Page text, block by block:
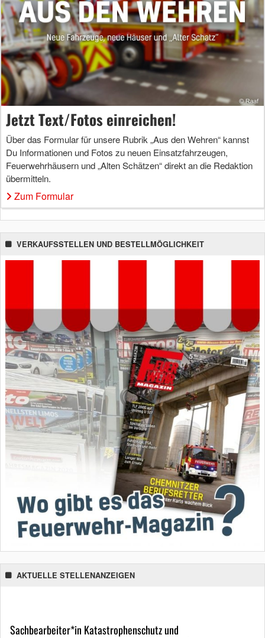
Jetzt Text/Fotos einreichen!
Über das Formular für unsere Rubrik „Aus den Wehren“ kannst
Du Informationen und Fotos zu neuen Einsatzfahrzeugen,
Feuerwehrhäusern und „Alten Schätzen“ direkt an die Redaktion
übermitteln.
Zum Formular
VERKAUFSSTELLEN UND BESTELLMÖGLICHKEIT
AKTUELLE STELLENANZEIGEN
Sachbearbeiter*in Katastrophenschutz und